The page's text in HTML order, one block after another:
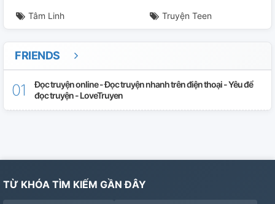
Chương 28: Giải Quyết!
Chương 29: Ngày Thi!
Chương 31: Chuẩn Bị!
Chương 33: Chọc Giận Harry!
Chương 34: Chọn Lựa!
Tâm Linh Truyện Teen
FRIENDS
Đọc truyện online - Đọc truyện nhanh trên điện thoại - Yêu để
đọc truyện - LoveTruyen
TỪ KHÓA TÌM KIẾM GẦN ĐÂY